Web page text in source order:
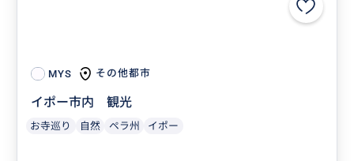
MYS その他都市
イポー市内 観光
お寺巡り 自然 ペラ州 イポー